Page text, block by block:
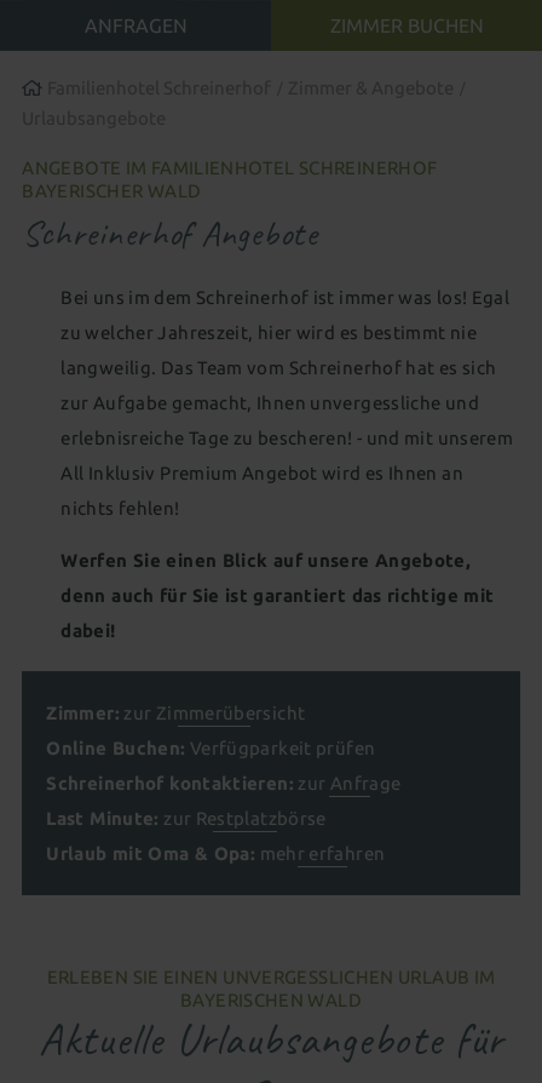
All-inclusive Premium
Familienwelt
Gutscheine schenken
Babywelt
Kinderwelt
Kinder 1&1 Kinderbetreuung Wohnen mit Kindern
Betreuung besonderer Kinder Neues für Kids
Wohnen als Familie Animation für die ganze Familie
Outdoor Erlebniswelt
Familienangebote
Indoor
Wasserpark Hallenbad Wellenbad
Babyschwimmbecken Schwimmkurs für Kinder
Outdoor
Wellness für Eltern
Saunen Ruhe & Entspannung Familiensauna
Adults only - Infinity-Pool
Spa-Anwendungen
Für Kids & Teens Kosmetik & Beauty
Peelings, Packungen & Bäder Massagen
Wellnesspakete
Wellness für Tagesgäste
Tageswellness Abendwellness
Wellnessangebote
ANGEBOTE IM FAMILIENHOTEL SCHREINERHOF
BAYERISCHER WALD
Schreinerhof Angebote
Bei uns im dem Schreinerhof ist immer was los! Egal
zu welcher Jahreszeit, hier wird es bestimmt nie
langweilig. Das Team vom Schreinerhof hat es sich
zur Aufgabe gemacht, Ihnen unvergessliche und
erlebnisreiche Tage zu bescheren! - und mit unserem
All Inklusiv Premium Angebot wird es Ihnen an
nichts fehlen!
Werfen Sie einen Blick auf unsere Angebote,
denn auch für Sie ist garantiert das richtige mit
dabei!
Zimmer: zur Zimmerübersicht
Online Buchen: Verfügparkeit prüfen
Schreinerhof kontaktieren: zur Anfrage
Last Minute: zur Restplatzbörse
Urlaub mit Oma & Opa: mehr erfahren
ERLEBEN SIE EINEN UNVERGESSLICHEN URLAUB IM
BAYERISCHEN WALD
Aktuelle Urlaubsangebote für